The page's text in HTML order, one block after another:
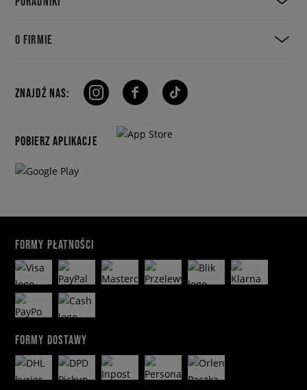
O FIRMIE
ZNAJDŹ NAS:
POBIERZ APLIKACJE
FORMY PŁATNOŚCI
FORMY DOSTAWY